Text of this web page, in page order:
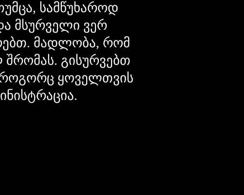
სამწუხაროდ
მსურველი ვერ
მადლობა, რომ
გისურვებთ
როგორც ყოველთვის